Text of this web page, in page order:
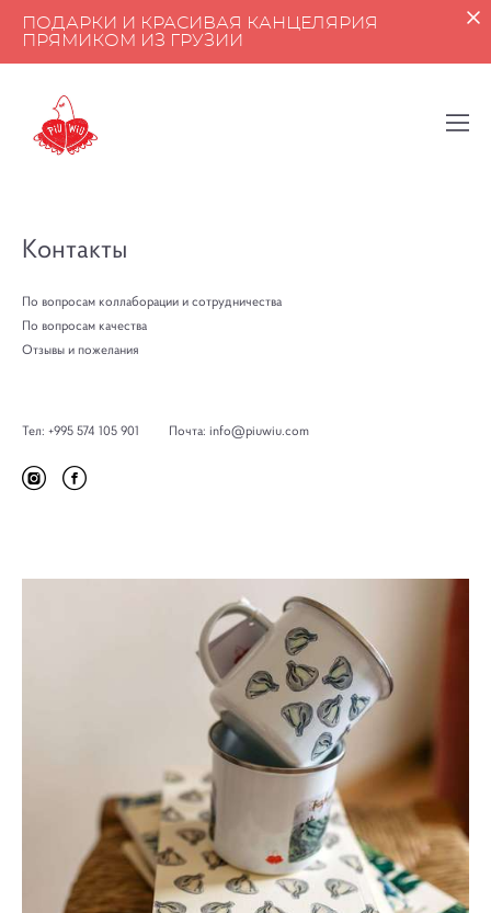
ПОДАРКИ И КРАСИВАЯ КАНЦЕЛЯРИЯ
ПРЯМИКОМ ИЗ ГРУЗИИ
Контакты
По вопросам коллаборации и сотрудничества
По вопросам качества
Отзывы и пожелания
Тел: +995 574 105 901 Почта: info@piuwiu.com